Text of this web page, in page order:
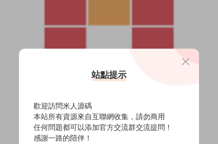
站點提示
歡迎訪問米人源碼
本站所有資源來自互聯網收集，請勿商用
任何問題都可以添加官方交流群交流提問！
感謝一路的陪伴！